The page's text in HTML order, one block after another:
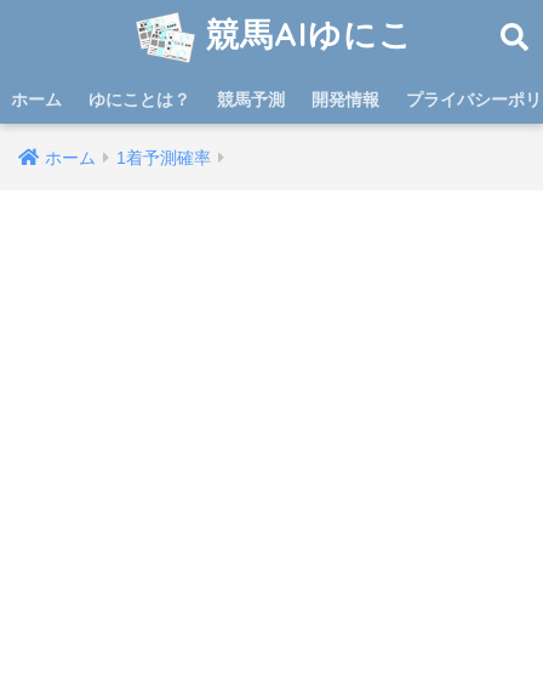
競馬AIゆにこ
ホーム ゆにことは？ 競馬予測 開発情報 プライバシーポ
ホーム 1着予測確率